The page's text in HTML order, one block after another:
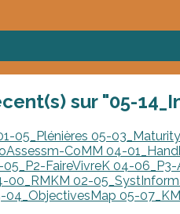
sur "05-
05_Plénières 05-
CoMM 04-
FaireVivreK 04-06_P3-
00_RMKM 02-
04_ObjectivesMap 05-